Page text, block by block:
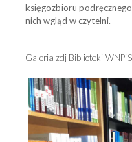
księgozbioru
nich wgląd w czytelni.
Galeria zdj Biblioteki